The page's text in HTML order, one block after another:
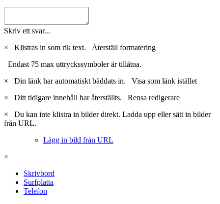
Skriv ett svar...
×
Klistras in som rik text. Återställ formatering
Endast 75 max uttryckssymboler är tillåtna.
×
Din länk har automatiskt bäddats in. Visa som länk istället
×
Ditt tidigare innehåll har återställts. Rensa redigerare
×
Du kan inte klistra in bilder direkt. Ladda upp eller sätt in bilder
från URL.
Lägg in bild från URL
×
Skrivbord
Surfplatta
Telefon